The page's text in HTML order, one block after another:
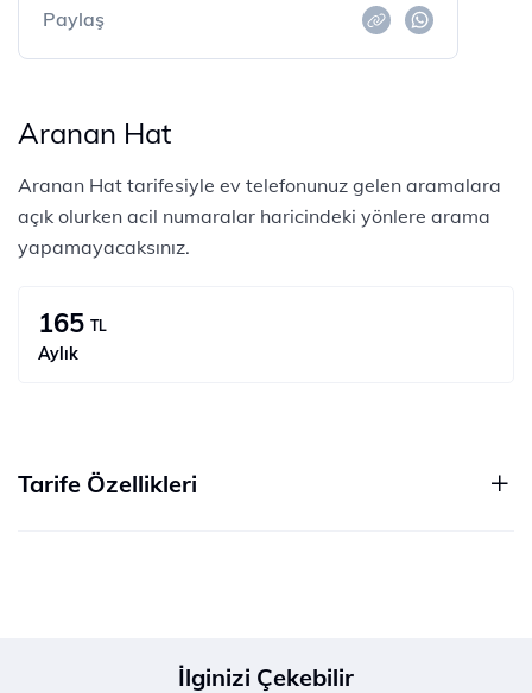
Paylaş
Aranan Hat
Aranan Hat tarifesiyle ev telefonunuz gelen aramalara
açık olurken acil numaralar haricindeki yönlere arama
yapamayacaksınız.
165 TL
Aylık
Tarife Özellikleri
İlginizi Çekebilir